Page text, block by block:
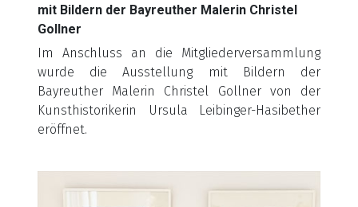
mit Bildern der Bayreuther Malerin Christel
Gollner
Im Anschluss an die Mitgliederversammlung
wurde die Ausstellung mit Bildern der
Bayreuther Malerin Christel Gollner von der
Kunsthistorikerin Ursula Leibinger-Hasibether
eröffnet.